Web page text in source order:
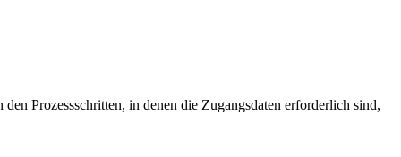
Prozessschritten, in denen die Zugangsdaten erforderlich sind,